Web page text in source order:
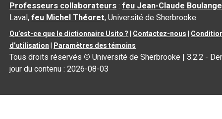
Professeurs collaborateurs :feu Jean-Claude
Laval,feu Michel Théoret, Université de Sherbrooke
Qu’est-ce que le dictionnaire Usito ? Contactez-nous
d’utilisation
Paramètres des témoins
Tous droits réservés © Université de Sherbrooke |3.2.2 -
jour du contenu :2026-08-03